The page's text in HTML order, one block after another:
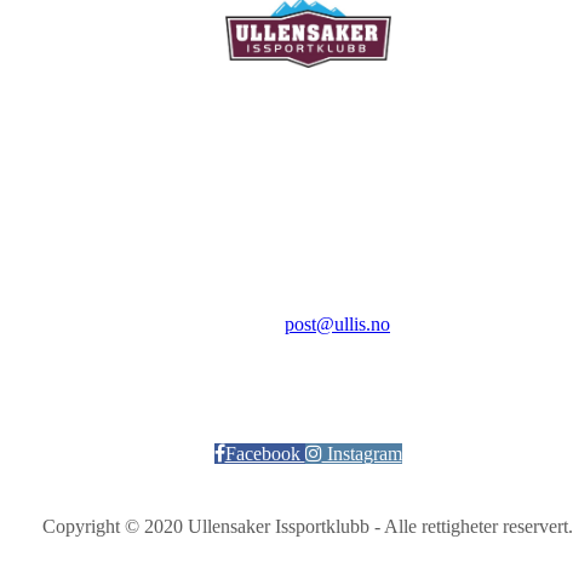
post@ullis.no
Facebook Instagram
Copyright © 2020 Ullensaker Issportklubb - Alle rettigheter reservert.